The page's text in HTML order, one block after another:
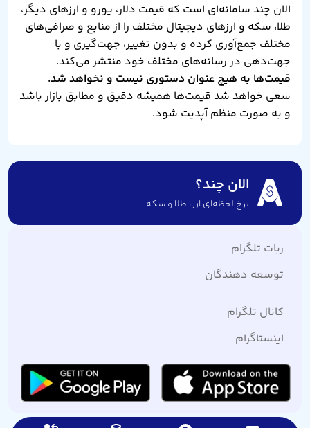
الان چند سامانه‌ای است که قیمت دلار، یورو و ارزهای دیگر،
طلا، سکه و ارزهای دیجیتال مختلف را از منابع و صرافی‌های
مختلف جمع‌آوری کرده و بدون تغییر، جهت‌گیری و با
جهت‌دهی در رسانه‌های مختلف خود منتشر می‌کند.
قیمت‌ها به هیچ عنوان دستوری نیست و نخواهد شد.
سعی خواهد شد قیمت‌ها همیشه دقیق و مطابق بازار باشد
و به صورت منظم آپدیت شود.
الان چند؟
نرخ لحظه‌ای ارز،‌ طلا و سکه
ربات تلگرام
توسعه دهندگان
کانال تلگرام
اینستاگرام